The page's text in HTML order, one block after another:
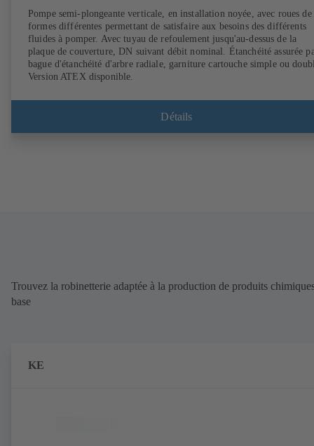
Pompe semi-plongeante verticale, en installation noyée, avec roues de
formes différentes permettant de satisfaire aux besoins des différents
fluides à pomper. Avec tuyau de refoulement jusqu'au-dessus de la
plaque de couverture, DN suivant débit nominal. Étanchéité assurée
bague d'étanchéité d'arbre radiale, garniture cartouche simple ou
Version ATEX disponible.
Détails
Trouvez la robinetterie adaptée à la production de produits
base
KE